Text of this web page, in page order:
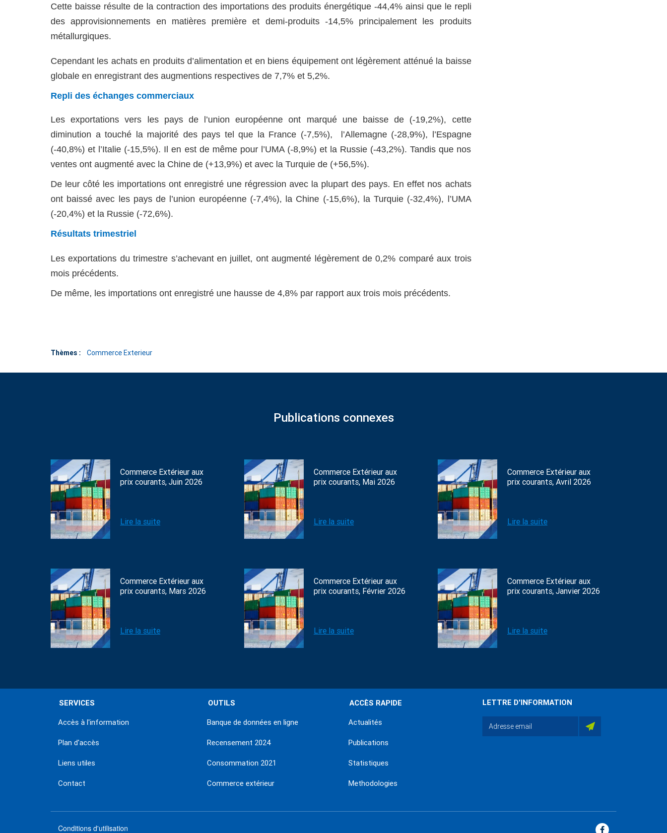
Cette baisse résulte de la contraction des importations des produits énergétique -44,4% ainsi que le repli
des approvisionnements en matières première et demi-produits -14,5% principalement les produits
métallurgiques.
Cependant les achats en produits d’alimentation et en biens équipement ont légèrement atténué la baisse
globale en enregistrant des augmentions respectives de 7,7% et 5,2%.
Repli des échanges commerciaux
Les exportations vers les pays de l’union européenne ont marqué une baisse de (-19,2%), cette
diminution a touché la majorité des pays tel que la France (-7,5%), l’Allemagne (-28,9%), l’Espagne
(-40,8%) et l’Italie (-15,5%). Il en est de même pour l’UMA (-8,9%) et la Russie (-43,2%). Tandis que nos
ventes ont augmenté avec la Chine de (+13,9%) et avec la Turquie de (+56,5%).
De leur côté les importations ont enregistré une régression avec la plupart des pays. En effet nos achats
ont baissé avec les pays de l’union européenne (-7,4%), la Chine (-15,6%), la Turquie (-32,4%), l’UMA
(-20,4%) et la Russie (-72,6%).
Résultats trimestriel
Les exportations du trimestre s’achevant en juillet, ont augmenté légèrement de 0,2% comparé aux trois
mois précédents.
De même, les importations ont enregistré une hausse de 4,8% par rapport aux trois mois précédents.
Thèmes : Commerce Exterieur
Publications connexes
Commerce Extérieur aux
prix courants, Juin 2026
Lire la suite
Commerce Extérieur aux
prix courants, Mai 2026
Lire la suite
Commerce Extérieur aux
prix courants, Avril 2026
Lire la suite
Commerce Extérieur aux
prix courants, Mars 2026
Lire la suite
Commerce Extérieur aux
prix courants, Février 2026
Lire la suite
Commerce Extérieur aux
prix courants, Janvier 2026
Lire la suite
SERVICES
Accès à l'information
Plan d'accès
Liens utiles
Contact
OUTILS
Banque de données en ligne
Recensement 2024
Consommation 2021
Commerce extérieur
ACCÈS RAPIDE
Actualités
Publications
Statistiques
Methodologies
LETTRE D'INFORMATION
Conditions d'utilisation